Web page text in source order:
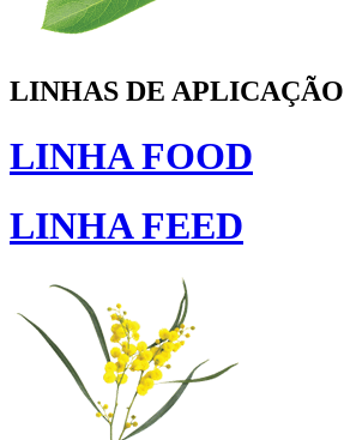
LINHAS DE APLICAÇÃO
LINHAFOOD
LINHAFEED